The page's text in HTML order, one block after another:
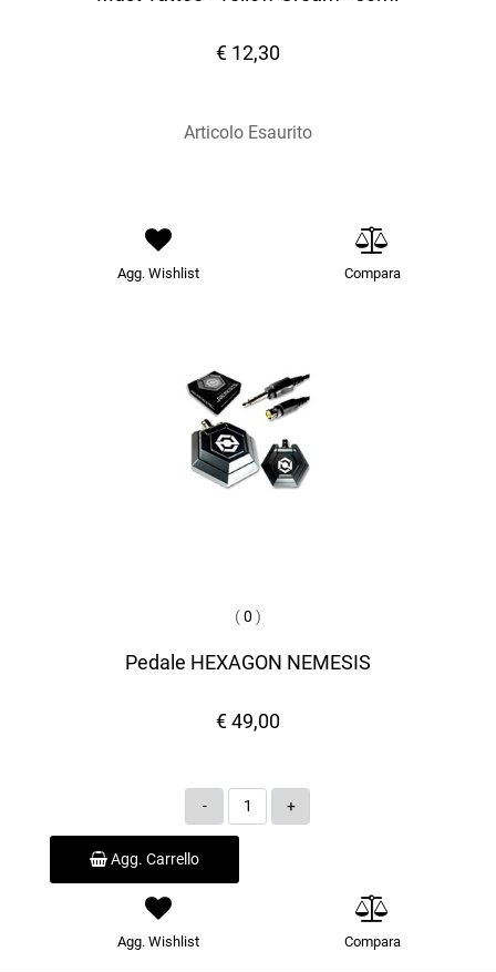
€ 12,30
Articolo Esaurito
Agg. Wishlist Compara
(0 )
Pedale HEXAGON NEMESIS
€ 49,00
Quantità
Agg. Carrello
Agg. Wishlist Compara